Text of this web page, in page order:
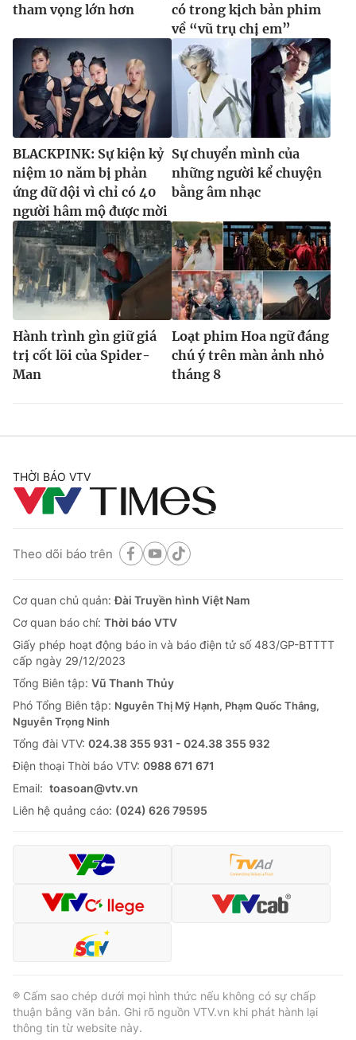
tham vọng lớn hơn
có trong kịch bản phim
về “vũ trụ chị em”
BLACKPINK: Sự kiện kỷ
niệm 10 năm bị phản
ứng dữ dội vì chỉ có 40
người hâm mộ được mời
Sự chuyển mình của
những người kể chuyện
bằng âm nhạc
Hành trình gìn giữ giá
trị cốt lõi của Spider-
Man
Loạt phim Hoa ngữ đáng
chú ý trên màn ảnh nhỏ
tháng 8
THỜI BÁO VTV
Theo dõi báo trên
Cơ quan chủ quản:Đài Truyền hình Việt Nam
Cơ quan báo chí: Thời báo VTV
Giấy phép hoạt động báo in và báo điện tử số 483/GP-BTTTT
cấp ngày 29/12/2023
Tổng Biên tập: Vũ Thanh Thủy
Phó Tổng Biên tập: Nguyễn Thị Mỹ Hạnh, Phạm Quốc Thắng,
Nguyễn Trọng Ninh
Tổng đài VTV: 024.38 355 931 - 024.38 355 932
Ðiện thoại Thời báo VTV: 0988 671 671
Email: toasoan@vtv.vn
Liên hệ quảng cáo: (024) 626 79595
® Cấm sao chép dưới mọi hình thức nếu không có sự chấp
thuận bằng văn bản. Ghi rõ nguồn VTV.vn khi phát hành lại
thông tin từ website này.